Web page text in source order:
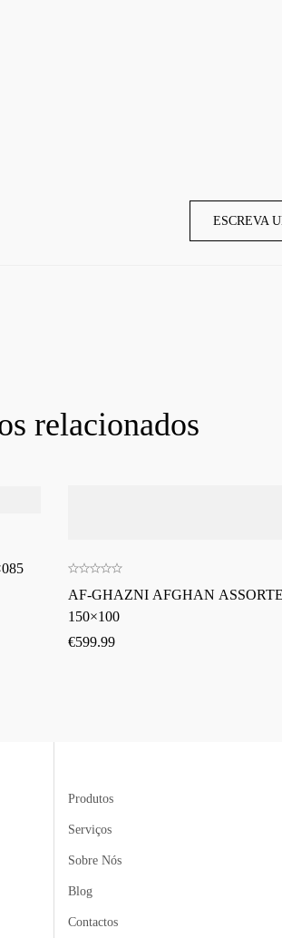
ESCREVA
relacionados
AF-GHAZNI AFGHAN
150×100
€599.99
Produtos
Serviços
Sobre Nós
Blog
Contactos